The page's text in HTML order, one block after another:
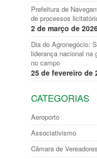
Prefeitura de
de processos
2 de março de
Dia do Agronegócio:
liderança nacional na
no campo
25 de fevereiro de
CATEGORIAS
Aeroporto
Associativismo
Câmara de Vereadores